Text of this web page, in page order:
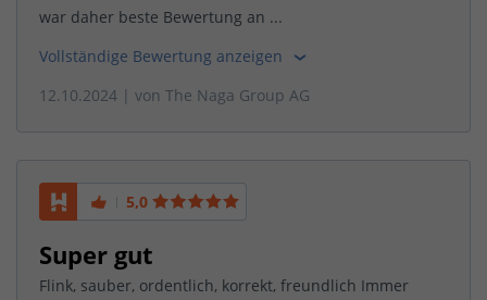
war daher beste Bewertung an ...
Vollständige Bewertung anzeigen
12.10.2024 | von The Naga Group AG
5,0
Super gut
Flink, sauber, ordentlich, korrekt, freundlich Immer